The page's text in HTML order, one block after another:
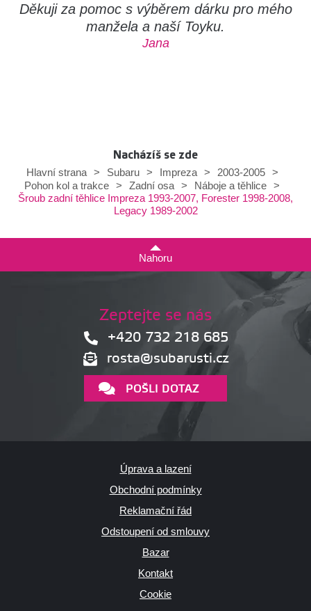
Děkuji za pomoc s výběrem dárku pro mého
manžela a naší Toyku.
Jana
Nacházíš se zde
Hlavní strana
> Subaru > Impreza > 2003-2005
>
Pohon kol a trakce > Zadní osa > Náboje a těhlice >
Šroub zadní těhlice Impreza 1993-2007, Forester 1998-2008,
Legacy 1989-2002
Nahoru
Zeptejte se nás
+420 732 218 685
rosta@subarusti.cz
POŠLI DOTAZ
Úprava a lazení
Obchodní podmínky
Reklamační řád
Odstoupení od smlouvy
Bazar
Kontakt
Cookie